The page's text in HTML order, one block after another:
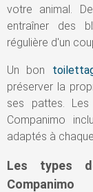
votre animal.
entraîner des
régulière d'un
Un bon
préserver la
ses pattes. Les
Companimo
adaptés à
Les types
Companimo